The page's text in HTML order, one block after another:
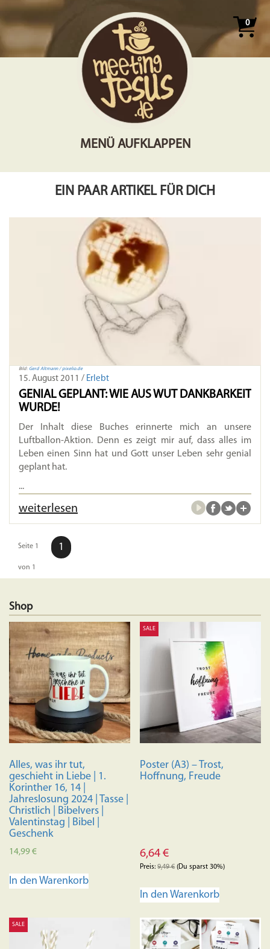
0
MENÜ AUFKLAPPEN
EIN PAAR ARTIKEL FÜR DICH
Bild: Gerd Altmann / pixelio.de
15. August 2011 / Erlebt
GENIAL GEPLANT: WIE AUS WUT DANKBARKEIT
WURDE!
Der Inhalt diese Buches erinnerte mich an unsere
Luftballon-Aktion. Denn es zeigt mir auf, dass alles im
Leben einen Sinn hat und Gott unser Leben sehr genial
geplant hat.
...
weiterlesen
Seite 1
von 1
1
Shop
Alles, was ihr tut,
geschieht in Liebe | 1.
Korinther 16, 14 |
Jahreslosung 2024 | Tasse |
Christlich | Bibelvers |
Valentinstag | Bibel |
Geschenk
14,99€
In den Warenkorb
SALE
Poster (A3) – Trost,
Hoffnung, Freude
6,64€
Preis:9,49€(Du sparst 30%)
In den Warenkorb
SALE